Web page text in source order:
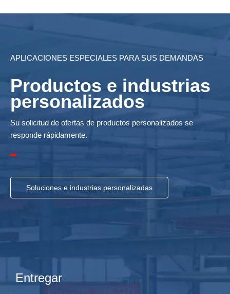
APLICACIONES ESPECIALES PARA SUS DEMANDAS
Productos e industrias
personalizados
Su solicitud de ofertas de productos personalizados se
responde rápidamente.
Soluciones e industrias personalizadas
Entregar